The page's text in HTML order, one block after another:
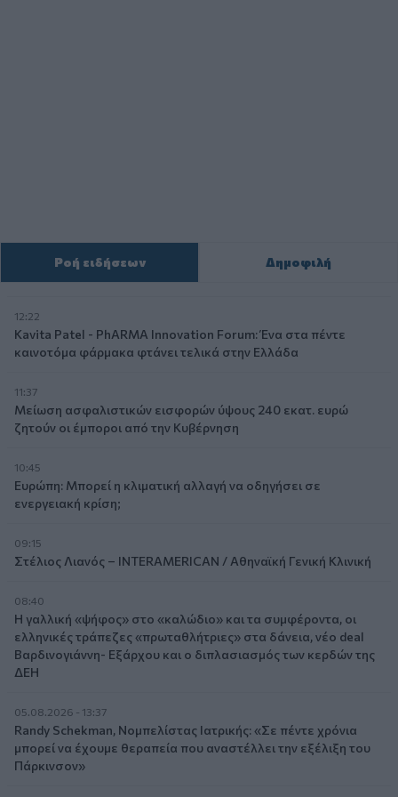
Ροή ειδήσεων Δημοφιλή
12:22
Kavita Patel - PhARMA Innovation Forum: Ένα στα πέντε
καινοτόμα φάρμακα φτάνει τελικά στην Ελλάδα
11:37
Μείωση ασφαλιστικών εισφορών ύψους 240 εκατ. ευρώ
ζητούν οι έμποροι από την Κυβέρνηση
10:45
Ευρώπη: Μπορεί η κλιματική αλλαγή να οδηγήσει σε
ενεργειακή κρίση;
09:15
Στέλιος Λιανός – INTERAMERICAN / Αθηναϊκή Γενική Κλινική
08:40
Η γαλλική «ψήφος» στο «καλώδιο» και τα συμφέροντα, οι
ελληνικές τράπεζες «πρωταθλήτριες» στα δάνεια, νέο deal
Βαρδινογιάννη- Εξάρχου και ο διπλασιασμός των κερδών της
ΔΕΗ
05.08.2026 - 13:37
Randy Schekman, Νομπελίστας Ιατρικής: «Σε πέντε χρόνια
μπορεί να έχουμε θεραπεία που αναστέλλει την εξέλιξη του
Πάρκινσον»